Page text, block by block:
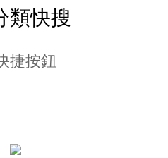
類快搜
捷按鈕